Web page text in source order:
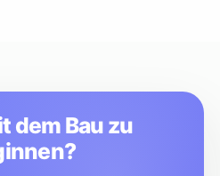
dem Bau zu